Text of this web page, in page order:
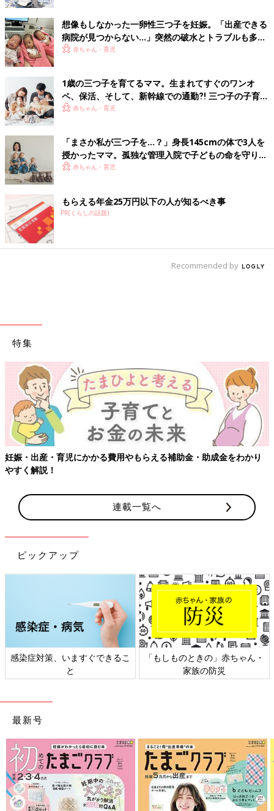
PTAについてほぼ知識がないまま入園し、入園後に知ったびっく
りルールがあったのです。
子ども1人につき1ポイント。卒園までに全部消化しましょう。
多くのポイントを持ってる保護者へ優先的に会長だったり本部役
員だったりのクジが回ってくるんだそう。
私は入った時点で3ポイント所持。3年間で3ポイント消化させな
ければいけないのです。
多ポイントを持ってる他の先輩ママさん達は、上のお子さんがい
て園を何年も過ごしているので、どの役員がどういう仕事なのか
どのくらい仕事があるのかをだいたい分かってらっしゃるのです
ね。
ら1年目は様子を見よう…」という方が多かったのですが、私は
それが許されなかったのです。
何もかも知らずに最初から3ポイントを持っているので、何だか
よく分からない、何がどういう仕事か全く分からないけどとにか
く何かやらないといけない…。
我が家は旦那が単身赴任で両実家遠方。ワンオペで三つ子育児な
想像もしなかった一卵性三つ子を妊娠。「出産できる
病院が見つからない…」突然の破水とトラブルも多数
経験！【体験談】
赤ちゃん・育児
1歳の三つ子を育てるママ。生まれてすぐのワンオ
ペ、保活、そして、新幹線での通勤⁈ 三つ子の子育て
のリアル【多胎育児体験談】
赤ちゃん・育児
「まさか私が三つ子を…？」身長145cmの体で3人を
授かったママ。孤独な管理入院で子どもの命を守り抜
いた！【多胎インタビュー・前編】
赤ちゃん・育児
もらえる年金25万円以下の人が知るべき事
PR(くらしの話題)
Recommended by
特集
妊娠・出産・育児にかかる費用やもらえる補助金・助成金をわかり
やすく解説！
連載一覧へ
ピックアップ
感染症対策、いますぐできるこ
と
「もしものときの」赤ちゃん・
家族の防災
最新号